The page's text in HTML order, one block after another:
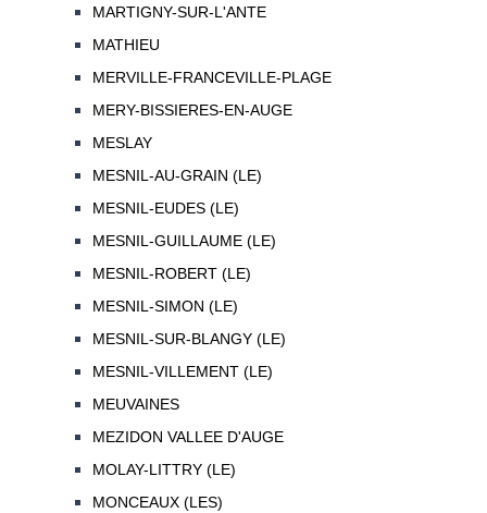
MARTIGNY-SUR-L'ANTE
MATHIEU
MERVILLE-FRANCEVILLE-PLAGE
MERY-BISSIERES-EN-AUGE
MESLAY
MESNIL-AU-GRAIN (LE)
MESNIL-EUDES (LE)
MESNIL-GUILLAUME (LE)
MESNIL-ROBERT (LE)
MESNIL-SIMON (LE)
MESNIL-SUR-BLANGY (LE)
MESNIL-VILLEMENT (LE)
MEUVAINES
MEZIDON VALLEE D'AUGE
MOLAY-LITTRY (LE)
MONCEAUX (LES)